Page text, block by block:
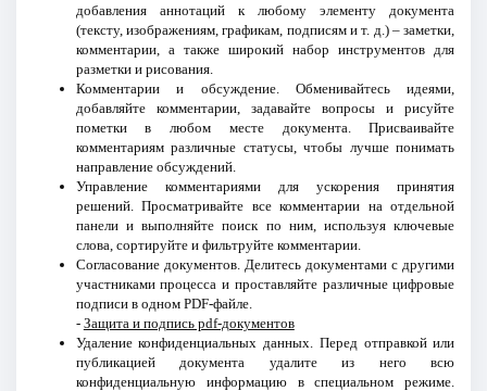
добавления аннотаций к любому элементу документа
(тексту, изображениям, графикам, подписям и т. д.) – заметки,
комментарии, а также широкий набор инструментов для
разметки и рисования.
Комментарии и обсуждение. Обменивайтесь идеями,
добавляйте комментарии, задавайте вопросы и рисуйте
пометки в любом месте документа. Присваивайте
комментариям различные статусы, чтобы лучше понимать
направление обсуждений.
Управление комментариями для ускорения принятия
решений. Просматривайте все комментарии на отдельной
панели и выполняйте поиск по ним, используя ключевые
слова, сортируйте и фильтруйте комментарии.
Согласование документов. Делитесь документами с другими
участниками процесса и проставляйте различные цифровые
подписи в одном PDF-файле.
- Защита и подпись pdf-документов
Удаление конфиденциальных данных. Перед отправкой или
публикацией документа удалите из него всю
конфиденциальную информацию в специальном режиме.